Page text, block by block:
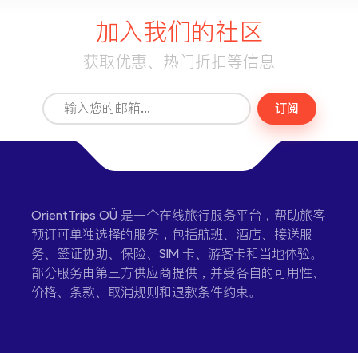
加入我们的社区
获取优惠、热门折扣等信息
订阅
OrientTrips OÜ 是一个在线旅行服务平台，帮助旅客
预订可单独选择的服务，包括航班、酒店、接送服
务、签证协助、保险、SIM 卡、游客卡和当地体验。
部分服务由第三方供应商提供，并受各自的可用性、
价格、条款、取消规则和退款条件约束。